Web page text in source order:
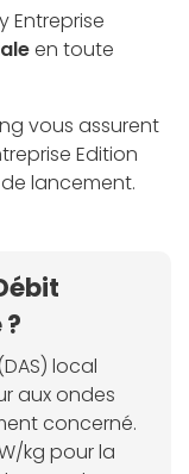
Entreprise
en toute
vous assurent
Edition
lancement.
local
aux ondes
concerné.
kg pour la